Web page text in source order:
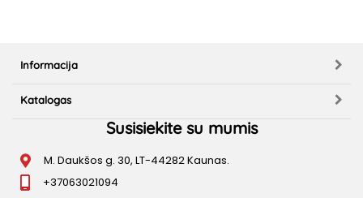
Informacija
Katalogas
Susisiekite su mumis
M. Daukšos g. 30, LT-44282 Kaunas.
+37063021094